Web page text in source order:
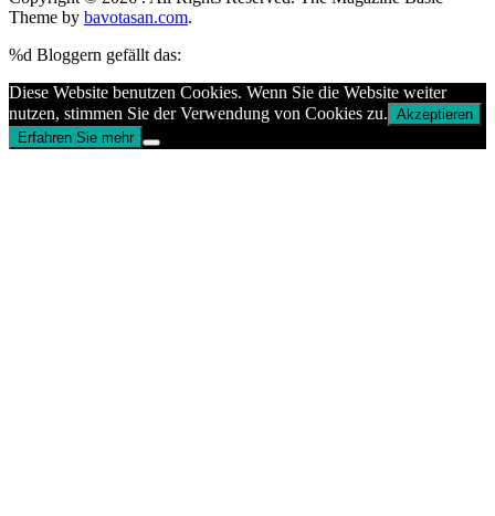
Theme by bavotasan.com.
%d Bloggern gefällt das:
Diese Website benutzen Cookies. Wenn Sie die Website weiter
nutzen, stimmen Sie der Verwendung von Cookies zu. Akzeptieren
Erfahren Sie mehr